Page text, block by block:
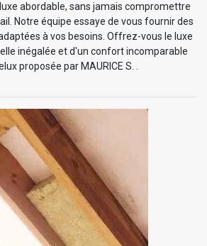
abordable, sans jamais compromettre
Notre équipe essaye de vous fournir des
à vos besoins. Offrez-vous le luxe
inégalée et d'un confort incomparable
proposée par MAURICE S. .